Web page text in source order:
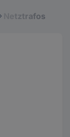
Netztrafos